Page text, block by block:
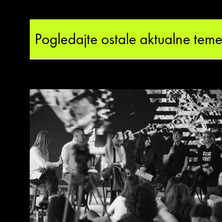
Pogledajte ostale aktualne teme